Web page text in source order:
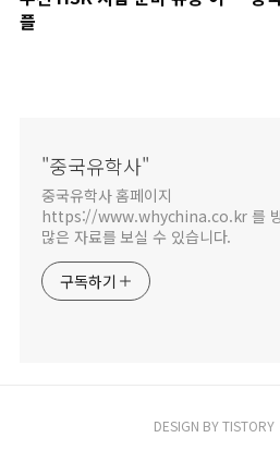
플
"중국유학사"
중국유학사 홈페이지
https://www.whychina.co.kr 를 방
많은 자료를 보실 수 있습니다.
구독하기
DESIGN BYTISTORY